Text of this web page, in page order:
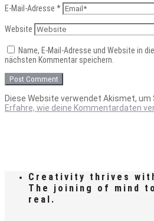
E-Mail-Adresse *
Website
Name, E-Mail-Adresse und Website in
nächsten Kommentar speichern.
Diese Website verwendet Akismet, um
Erfahre, wie deine Kommentardaten
Creativity thrives
The joining of mind
real.